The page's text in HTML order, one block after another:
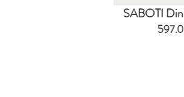
SABOTI Din Piele Naturala